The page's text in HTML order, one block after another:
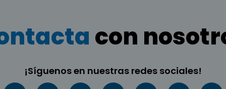
con
¡Síguenos en nuestras redes sociales!